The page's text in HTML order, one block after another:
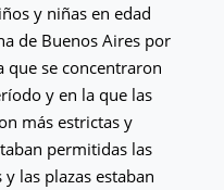
y niñas en edad
de Buenos Aires por
que se concentraron
y en la que las
más estrictas y
permitidas las
las plazas estaban